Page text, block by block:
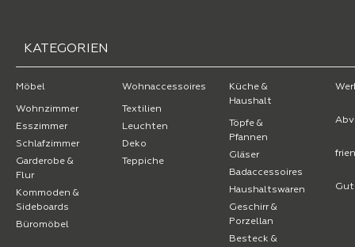
KATEGORIEN
Möbel
Wohnzimmer
Esszimmer
Schlafzimmer
Garderobe &
Flur
Kommoden &
Sideboards
Büromöbel
Wohnaccessoires
Textilien
Leuchten
Deko
Teppiche
Küche &
Haushalt
Töpfe &
Pfannen
Gläser
Badaccessoires
Haushaltswaren
Geschirr &
Porzellan
Besteck &